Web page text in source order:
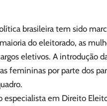
brasileira tem sido
do eleitorado, as
eletivos. A introdução
femininas por parte dos
especialista em Direito